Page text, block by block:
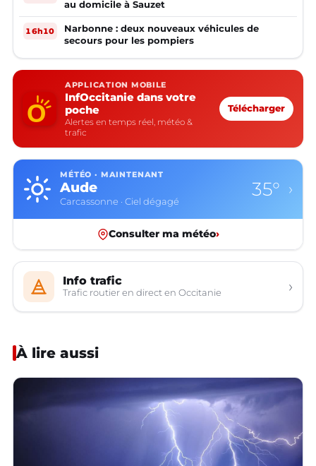
au domicile à Sauzet
16h10
Narbonne : deux nouveaux véhicules de
secours pour les pompiers
APPLICATION MOBILE
InfOccitanie dans votre
poche
Alertes en temps réel, météo &
trafic
Télécharger
MÉTÉO · MAINTENANT
Aude
Carcassonne · Ciel dégagé
35° ›
Consulter ma météo›
Info trafic
Trafic routier en direct en Occitanie ›
À lire aussi